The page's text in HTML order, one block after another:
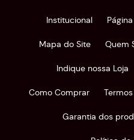
Institucional
Mapa do Site Quem
Indique nossa Loja
Como Comprar
Garantia dos